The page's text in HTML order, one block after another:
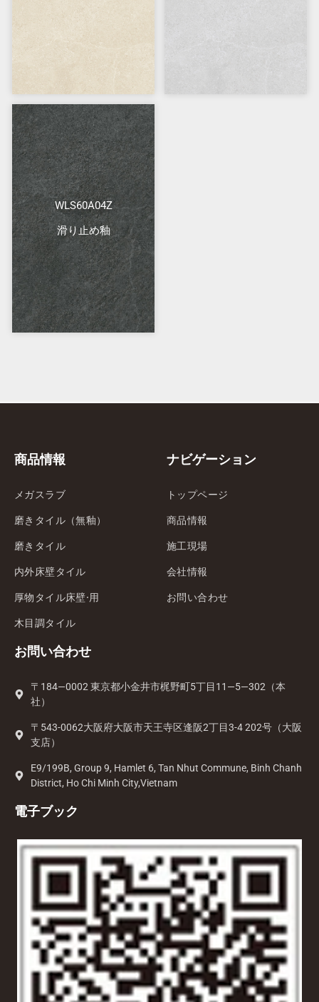
WLS60A04Z
滑り止め釉
商品情報
メガスラブ
磨きタイル（無釉）
磨きタイル
内外床壁タイル
厚物タイル床壁·用
木目調タイル
ナビゲーション
トップページ
商品情報
施工現場
会社情報
お問い合わせ
お問い合わせ
〒184—0002 東京都小金井市梶野町5丁目11—5—302（本
社）
〒543-0062大阪府大阪市天王寺区逢阪2丁目3-4 202号（大阪
支店）
E9/199B, Group 9, Hamlet 6, Tan Nhut Commune, Binh Chanh
District, Ho Chi Minh City,Vietnam
電子ブック